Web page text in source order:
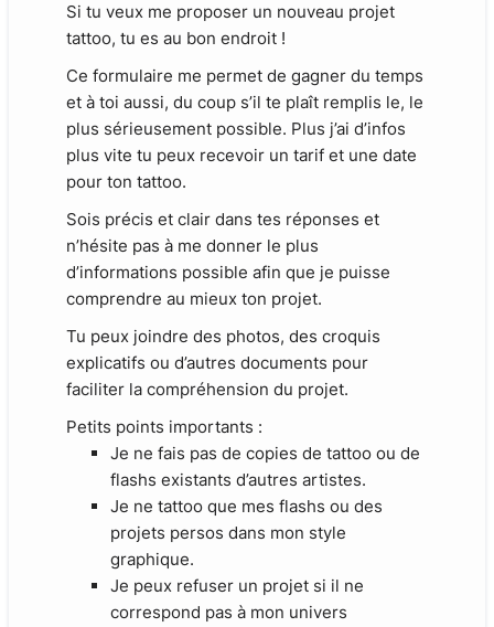
Si tu veux me proposer un nouveau projet
tattoo, tu es au bon endroit !
Ce formulaire me permet de gagner du temps
et à toi aussi, du coup s’il te plaît remplis le, le
plus sérieusement possible. Plus j’ai d’infos
plus vite tu peux recevoir un tarif et une date
pour ton tattoo.
Sois précis et clair dans tes réponses et
n’hésite pas à me donner le plus
d’informations possible afin que je puisse
comprendre au mieux ton projet.
Tu peux joindre des photos, des croquis
explicatifs ou d’autres documents pour
faciliter la compréhension du projet.
Petits points importants :
Je ne fais pas de copies de tattoo ou de
flashs existants d’autres artistes.
Je ne tattoo que mes flashs ou des
projets persos dans mon style
graphique.
Je peux refuser un projet si il ne
correspond pas à mon univers